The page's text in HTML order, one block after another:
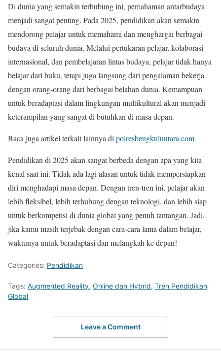
Di dunia yang semakin terhubung ini, pemahaman antarbudaya
menjadi sangat penting. Pada 2025, pendidikan akan semakin
mendorong pelajar untuk memahami dan menghargai berbagai
budaya di seluruh dunia. Melalui pertukaran pelajar, kolaborasi
internasional, dan pembelajaran lintas budaya, pelajar tidak hanya
belajar dari buku, tetapi juga langsung dari pengalaman bekerja
dengan orang-orang dari berbagai belahan dunia. Kemampuan
untuk beradaptasi dalam lingkungan multikultural akan menjadi
keterampilan yang sangat di butuhkan di masa depan.
Baca juga artikel terkait lainnya di polresbengkuluutara.com
Pendidikan di 2025 akan sangat berbeda dengan apa yang kita
kenal saat ini. Tidak ada lagi alasan untuk tidak mempersiapkan
diri menghadapi masa depan. Dengan tren-tren ini, pelajar akan
lebih fleksibel, lebih terhubung dengan teknologi, dan lebih siap
untuk berkompetisi di dunia global yang penuh tantangan. Jadi,
jika kamu masih terjebak dengan cara-cara lama dalam belajar,
waktunya untuk beradaptasi dan melangkah ke depan!
Categories: Pendidikan
Tags: Augmented Reality, Online dan Hybrid, Tren Pendidikan
Global
Leave a Comment